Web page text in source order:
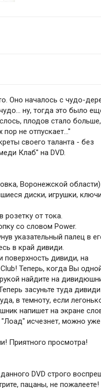
Оно началось с чудо-
ну, тогда это было
плодов стало
не отпускает..."
своего таланта - без
Клаб" на DVD.
Воронежской области)
диски, игрушки,
розетку от тока.
со словом Power.
указательный палец в
в край дивиди.
поверхность дивиди, на
Теперь, когда Вы
найдите на
засуньте туда
в темноту, если
напишет на экране
"Лоад" исчезнет, можно уже
Приятного просмотра!
DVD строго
пацаны, не пожалеете!